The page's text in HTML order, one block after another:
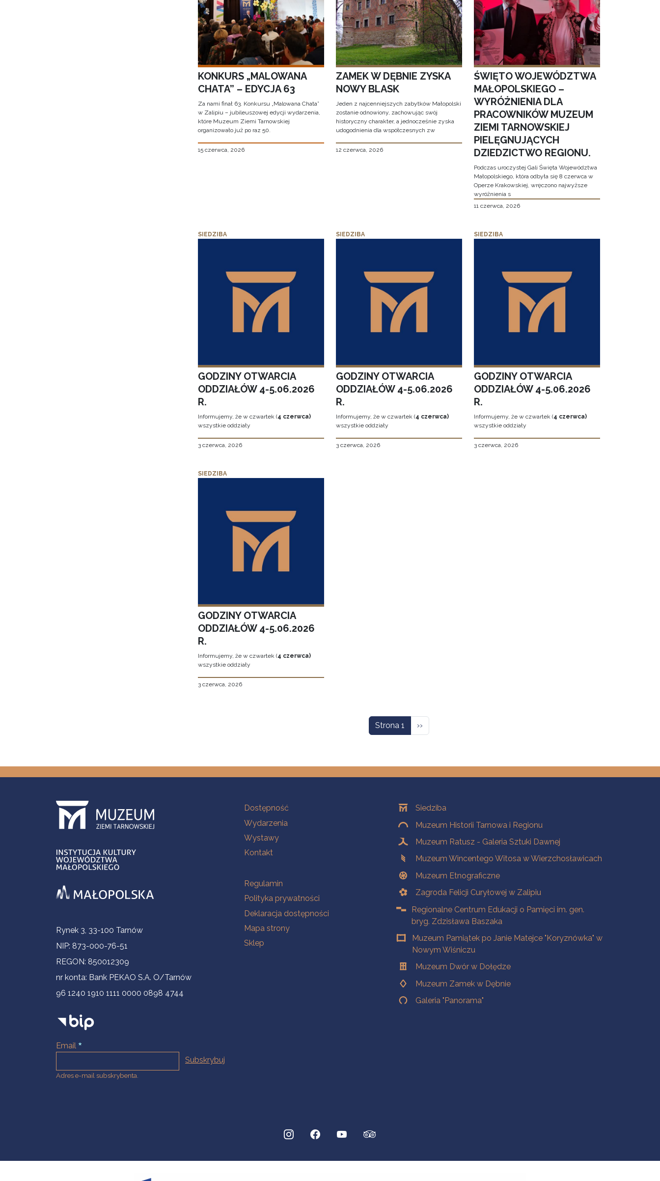
KONKURS „MALOWANA
CHATA” – EDYCJA 63
Za nami finał 63. Konkursu „Malowana Chata”
w Zalipiu – jubileuszowej edycji wydarzenia,
które Muzeum Ziemi Tarnowskiej
organizowało już po raz 50.
15 czerwca, 2026
ZAMEK W DĘBNIE ZYSKA
NOWY BLASK
Jeden z najcenniejszych zabytków Małopolski
zostanie odnowiony, zachowując swój
historyczny charakter, a jednocześnie zyska
udogodnienia dla współczesnych zw
12 czerwca, 2026
ŚWIĘTO WOJEWÓDZTWA
MAŁOPOLSKIEGO –
WYRÓŻNIENIA DLA
PRACOWNIKÓW MUZEUM
ZIEMI TARNOWSKIEJ
PIELĘGNUJĄCYCH
DZIEDZICTWO REGIONU.
Podczas uroczystej Gali Święta Województwa
Małopolskiego, która odbyła się 8 czerwca w
Operze Krakowskiej, wręczono najwyższe
wyróżnienia s
11 czerwca, 2026
SIEDZIBA
GODZINY OTWARCIA
ODDZIAŁÓW 4-5.06.2026
R.
Informujemy, że w czwartek (4 czerwca)
wszystkie oddziały
3 czerwca, 2026
SIEDZIBA
GODZINY OTWARCIA
ODDZIAŁÓW 4-5.06.2026
R.
Informujemy, że w czwartek (4 czerwca)
wszystkie oddziały
3 czerwca, 2026
SIEDZIBA
GODZINY OTWARCIA
ODDZIAŁÓW 4-5.06.2026
R.
Informujemy, że w czwartek (4 czerwca)
wszystkie oddziały
3 czerwca, 2026
SIEDZIBA
GODZINY OTWARCIA
ODDZIAŁÓW 4-5.06.2026
R.
Informujemy, że w czwartek (4 czerwca)
wszystkie oddziały
3 czerwca, 2026
Strona 1 Następna strona
››
Informacje kontaktowe
Rynek 3, 33-100 Tarnów
NIP: 873-000-76-51
REGON: 850012309
nr konta: Bank PEKAO S.A. O/Tarnów
96 1240 1910 1111 0000 0898 4744
Email
Adres e-mail subskrybenta.
Na skróty
Dostępność
Wydarzenia
Wystawy
Kontakt
Na skróty
Regulamin
Polityka prywatności
Deklaracja dostępności
Mapa strony
Sklep
OddziałySiedziba
Muzeum Historii Tarnowa i Regionu
Muzeum Ratusz - Galeria Sztuki Dawnej
Muzeum Wincentego Witosa w Wierzchosławicach
Muzeum Etnograficzne
Zagroda Felicji Curyłowej w Zalipiu
Regionalne Centrum Edukacji o Pamięci im. gen.
bryg. Zdzisława Baszaka
Muzeum Pamiątek po Janie Matejce "Koryznówka" w
Nowym Wiśniczu
Muzeum Dwór w Dołędze
Muzeum Zamek w Dębnie
Galeria "Panorama"